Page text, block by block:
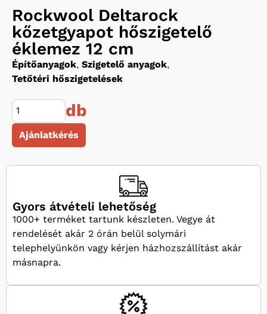
Rockwool Deltarock
kőzetgyapot hőszigetelő
éklemez 12 cm
Építőanyagok, Szigetelő anyagok,
Tetőtéri hőszigetelések
db
Ajánlatkérés
Gyors átvételi lehetőség
1000+ terméket tartunk készleten. Vegye át
rendelését akár 2 órán belül solymári
telephelyünkön vagy kérjen házhozszállítást akár
másnapra.